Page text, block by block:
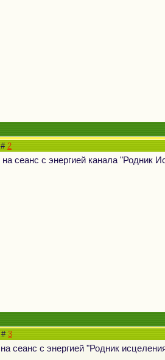
2
сеанс с энергией канала "Родник
# 3
сеанс с энергией "Родник